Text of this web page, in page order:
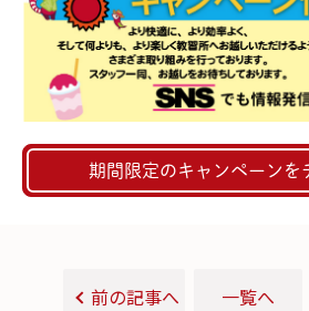
期間限定のキャンペーンを
前の記事へ 一覧へ